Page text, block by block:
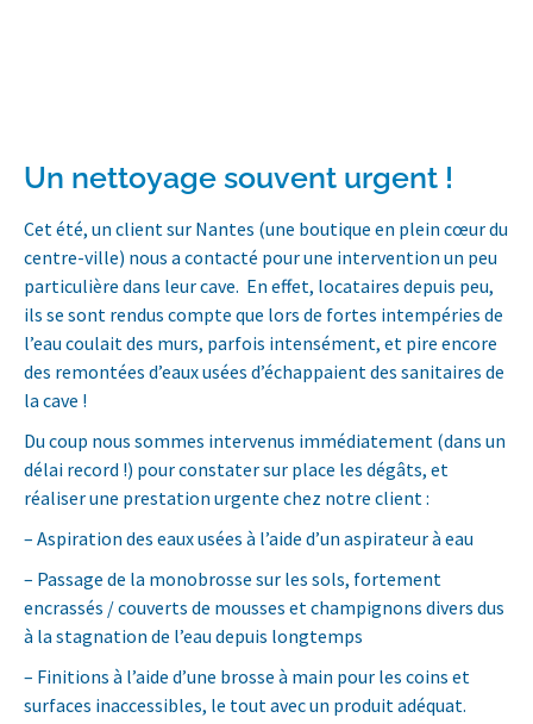
Un nettoyage souvent urgent !
Cet été, un client sur Nantes (une boutique en plein cœur du
centre-ville) nous a contacté pour une intervention un peu
particulière dans leur cave. En effet, locataires depuis peu,
ils se sont rendus compte que lors de fortes intempéries de
l’eau coulait des murs, parfois intensément, et pire encore
des remontées d’eaux usées d’échappaient des sanitaires de
la cave !
Du coup nous sommes intervenus immédiatement (dans un
délai record !) pour constater sur place les dégâts, et
réaliser une prestation urgente chez notre client :
– Aspiration des eaux usées à l’aide d’un aspirateur à eau
– Passage de la monobrosse sur les sols, fortement
encrassés / couverts de mousses et champignons divers dus
à la stagnation de l’eau depuis longtemps
– Finitions à l’aide d’une brosse à main pour les coins et
surfaces inaccessibles, le tout avec un produit adéquat.